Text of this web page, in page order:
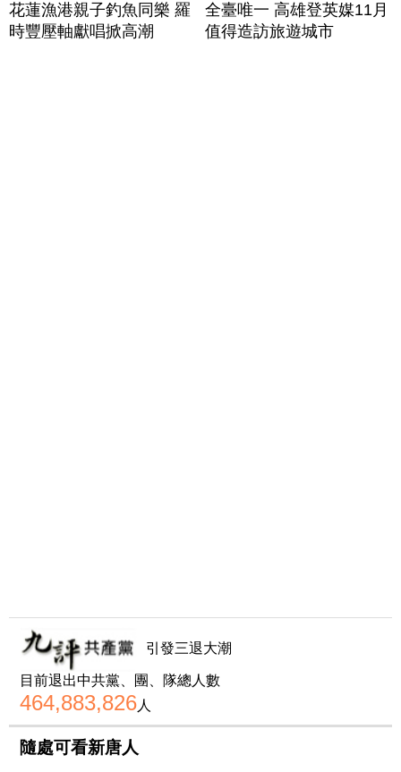
花蓮漁港親子釣魚同樂 羅
時豐壓軸獻唱掀高潮
全臺唯一 高雄登英媒11月
值得造訪旅遊城市
引發三退大潮
目前退出中共黨、團、隊總人數
464,883,826人
隨處可看新唐人